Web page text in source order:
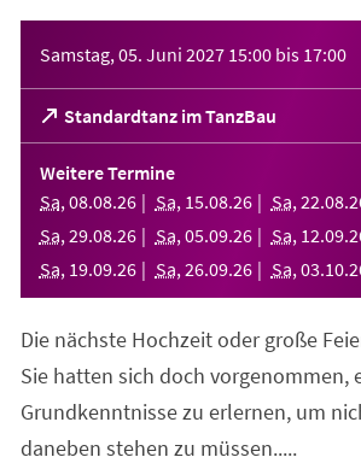
Samstag, 05. Juni 2027 15:00 bis 17:00
Standardtanz im TanzBau
(Öffnet
in
einem
neuen
Tab)
Weitere Termine
Sa, 08.08.26 Sa, 15.08.26 Sa, 22.08.
Sa, 29.08.26 Sa, 05.09.26 Sa, 12.09.
Sa, 19.09.26 Sa, 26.09.26 Sa, 03.10.
Die nächste Hochzeit oder große
Sie hatten sich doch vorgenommen,
Grundkenntnisse zu erlernen, um
daneben stehen zu müssen.....